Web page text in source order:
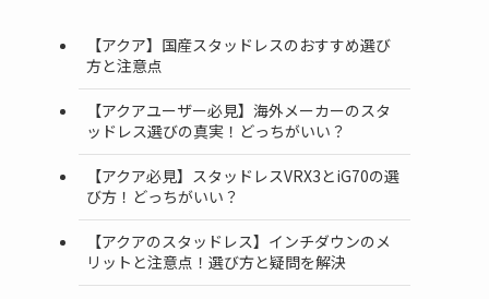
【アクア】国産スタッドレスのおすすめ選び
方と注意点
【アクアユーザー必見】海外メーカーのスタ
ッドレス選びの真実！どっちがいい？
【アクア必見】スタッドレスVRX3とiG70の選
び方！どっちがいい？
【アクアのスタッドレス】インチダウンのメ
リットと注意点！選び方と疑問を解決